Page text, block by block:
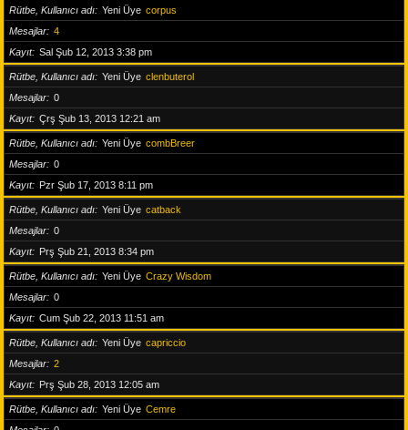
Rütbe, Kullanıcı adı Yeni Üye corpus
Mesajlar
4
Kayıt
Sal Şub 12, 2013 3:38 pm
Rütbe, Kullanıcı adı Yeni Üye clenbuterol
Mesajlar
0
Kayıt
Çrş Şub 13, 2013 12:21 am
Rütbe, Kullanıcı adı Yeni Üye combBreer
Mesajlar
0
Kayıt
Pzr Şub 17, 2013 8:11 pm
Rütbe, Kullanıcı adı Yeni Üye catback
Mesajlar
0
Kayıt
Prş Şub 21, 2013 8:34 pm
Rütbe, Kullanıcı adı Yeni Üye Crazy Wisdom
Mesajlar
0
Kayıt
Cum Şub 22, 2013 11:51 am
Rütbe, Kullanıcı adı Yeni Üye capriccio
Mesajlar
2
Kayıt
Prş Şub 28, 2013 12:05 am
Rütbe, Kullanıcı adı Yeni Üye Cemre